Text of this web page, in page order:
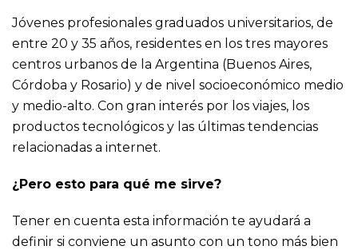
Jóvenes profesionales graduados universitarios, de
entre 20 y 35 años, residentes en los tres mayores
centros urbanos de la Argentina (Buenos Aires,
Córdoba y Rosario) y de nivel socioeconómico medio
y medio-alto. Con gran interés por los viajes, los
productos tecnológicos y las últimas tendencias
relacionadas a internet.
¿Pero esto para qué me sirve?
Tener en cuenta esta información te ayudará a
definir si conviene un asunto con un tono más bien